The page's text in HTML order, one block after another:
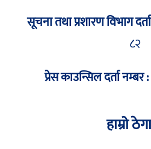
सूचना तथा प्रशारण विभाग
८२
प्रेस काउन्सिल दर्ता नम्बर :
हाम्रो